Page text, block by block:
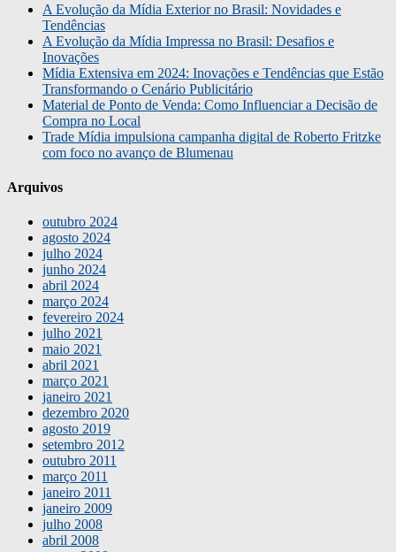
A Evolução da Mídia Exterior no Brasil: Novidades e
Tendências
A Evolução da Mídia Impressa no Brasil: Desafios e
Inovações
Mídia Extensiva em 2024: Inovações e Tendências que Estão
Transformando o Cenário Publicitário
Material de Ponto de Venda: Como Influenciar a Decisão de
Compra no Local
Trade Mídia impulsiona campanha digital de Roberto Fritzke
com foco no avanço de Blumenau
Arquivos
outubro 2024
agosto 2024
julho 2024
junho 2024
abril 2024
março 2024
fevereiro 2024
julho 2021
maio 2021
abril 2021
março 2021
janeiro 2021
dezembro 2020
agosto 2019
setembro 2012
outubro 2011
março 2011
janeiro 2011
janeiro 2009
julho 2008
abril 2008